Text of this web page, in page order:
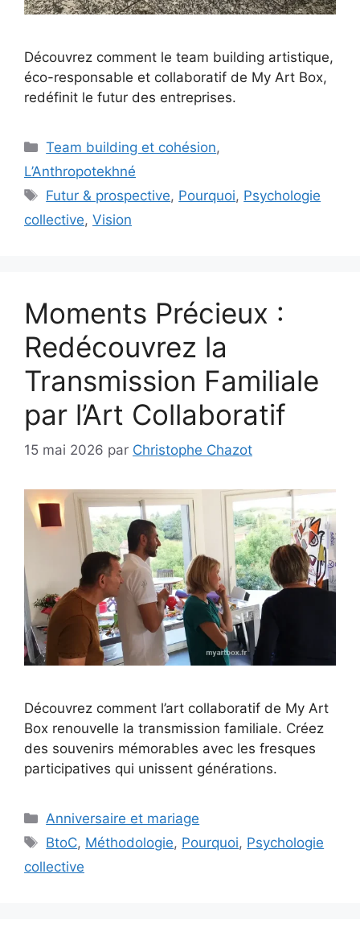
Découvrez comment le team building artistique,
éco-responsable et collaboratif de My Art Box,
redéfinit le futur des entreprises.
Catégories
Team building et cohésion,
L’Anthropotekhné
Étiquettes
Futur & prospective, Pourquoi, Psychologie
collective, Vision
Moments Précieux :
Redécouvrez la
Transmission Familiale
par l’Art Collaboratif
15 mai 2026 par Christophe Chazot
Découvrez comment l’art collaboratif de My Art
Box renouvelle la transmission familiale. Créez
des souvenirs mémorables avec les fresques
participatives qui unissent générations.
Catégories
Anniversaire et mariage
Étiquettes
BtoC, Méthodologie, Pourquoi, Psychologie
collective